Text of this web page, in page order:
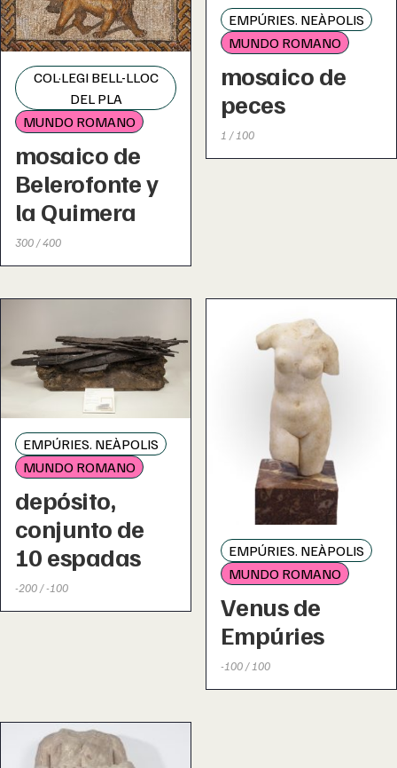
COL·LEGI BELL-LLOC
DEL PLA
MUNDO ROMANO
mosaico de
Belerofonte y
la Quimera
300 / 400
EMPÚRIES. NEÀPOLIS
MUNDO ROMANO
mosaico de
peces
1 / 100
EMPÚRIES. NEÀPOLIS
MUNDO ROMANO
depósito,
conjunto de
10 espadas
-200 / -100
EMPÚRIES. NEÀPOLIS
MUNDO ROMANO
Venus de
Empúries
-100 / 100